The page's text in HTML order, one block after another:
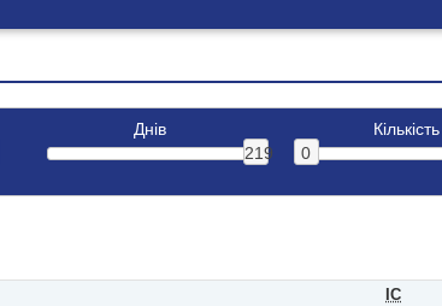
Днів
219
Кількість
0
ІС